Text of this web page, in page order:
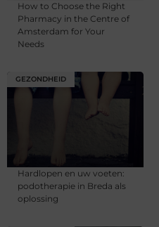
How to Choose the Right
Pharmacy in the Centre of
Amsterdam for Your
Needs
GEZONDHEID
Hardlopen en uw voeten:
podotherapie in Breda als
oplossing